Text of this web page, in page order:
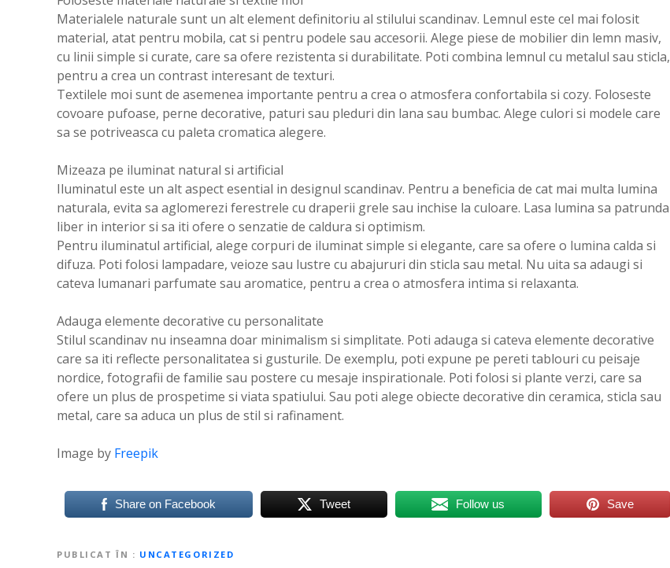
Materialele naturale sunt un alt element definitoriu al stilului scandinav. Lemnul este cel mai folosit
material, atat pentru mobila, cat si pentru podele sau accesorii. Alege piese de mobilier din lemn masiv,
cu linii simple si curate, care sa ofere rezistenta si durabilitate. Poti combina lemnul cu metalul sau sticla,
pentru a crea un contrast interesant de texturi.
Textilele moi sunt de asemenea importante pentru a crea o atmosfera confortabila si cozy. Foloseste
covoare pufoase, perne decorative, paturi sau pleduri din lana sau bumbac. Alege culori si modele care
sa se potriveasca cu paleta cromatica alegere.
Mizeaza pe iluminat natural si artificial
Iluminatul este un alt aspect esential in designul scandinav. Pentru a beneficia de cat mai multa lumina
naturala, evita sa aglomerezi ferestrele cu draperii grele sau inchise la culoare. Lasa lumina sa patrunda
liber in interior si sa iti ofere o senzatie de caldura si optimism.
Pentru iluminatul artificial, alege corpuri de iluminat simple si elegante, care sa ofere o lumina calda si
difuza. Poti folosi lampadare, veioze sau lustre cu abajururi din sticla sau metal. Nu uita sa adaugi si
cateva lumanari parfumate sau aromatice, pentru a crea o atmosfera intima si relaxanta.
Adauga elemente decorative cu personalitate
Stilul scandinav nu inseamna doar minimalism si simplitate. Poti adauga si cateva elemente decorative
care sa iti reflecte personalitatea si gusturile. De exemplu, poti expune pe pereti tablouri cu peisaje
nordice, fotografii de familie sau postere cu mesaje inspirationale. Poti folosi si plante verzi, care sa
ofere un plus de prospetime si viata spatiului. Sau poti alege obiecte decorative din ceramica, sticla sau
metal, care sa aduca un plus de stil si rafinament.
Image by Freepik
Share on Facebook Tweet Follow us Save
PUBLICAT ÎN UNCATEGORIZED